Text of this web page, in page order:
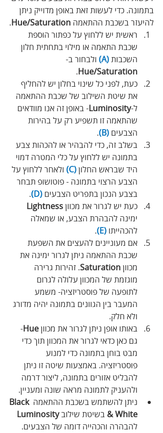
בתמונה. כדי לעשות זאת באופן מדוייק ניתן
להיעזר בשכבת ההתאמה Hue/Saturation
.
ראשית יש ללחוץ על כפתור הוספת
שכבת התאמה או מילוי בתחתית חלון
השכבות (A)
ולבחור ב-
Hue/Saturation
.
כעת, לפני כל שינוי בחלון יש להחליף
את שיטת השילוב של שכבת ההתאמה
ל-Luminosity- באופן זה אנו מוודאים
שהתאמה זו תשפיע רק על בהירות
הצבעים (B)
.
בשלב זה, כדי להבהיר או להכהות צבע
בתמונה יש ללחוץ על כלי המטרה דמוי
היד שבראש החלון (C)
ולאחר ללחוץ על
הצבע הרצוי בתמונה - פוטושופ תבחר
בצבע הנכון בתפריט הצבעים (D)
.
כעת יש לגרור את מכוון Lightness
ימינה להבהרת הצבע, או שמאלה
להכהייתו (E)
.
אם מעוניינים להעצים את השפעת
שכבת ההתאמה ניתן לגרור ימינה את
מכוון Saturation. זהירות גרירה
מוגזמת של המכוון עלולה לגרום
לתופעה של פוסטריזציה- משמע
המעבר בין הגוונים בתמונה יהיה מדורג
ולא חלק.
באותו אופן ניתן לגרור את מכוון Hue
-
גם כאן כדאי לגרור את המכוון תוך כדי
מבט בוחן בתמונה כדי למנוע
פוסטריזציה. באמצעות שיטה זו ניתן
להבליט אזורים בתמונה, ליצור דרמה
ולהעניק לתמונה מראה שונה ומעניין.
ניתן להשתמש בשכבת ההתאמה Black
& White בשיטת שילוב Luminosity
להבהרה והכהייה דומה של הצבעים.